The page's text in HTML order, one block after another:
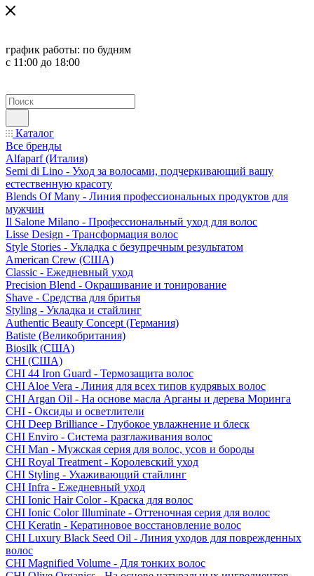
график работы: по будням
с 11:00 до 18:00
Каталог
Все бренды
Alfaparf (Италия)
Semi di Lino - Уход за волосами, подчеркивающий вашу
естественную красоту
Blends Of Many - Линия профессиональных продуктов для
мужчин
Il Salone Milano - Профессиональный уход для волос
Lisse Design - Трансформация волос
Style Stories - Укладка с безупречным результатом
American Crew (США)
Classic - Ежедневный уход
Precision Blend - Окрашивание и тонирование
Shave - Средства для бритья
Styling - Укладка и стайлинг
Authentic Beauty Concept (Германия)
Batiste (Великобритания)
Biosilk (США)
CHI (США)
CHI 44 Iron Guard - Термозащита волос
CHI Aloe Vera - Линия для всех типов кудрявых волос
CHI Argan Oil - На основе масла Арганы и дерева Моринга
CHI - Оксиды и осветлители
CHI Deep Brilliance - Глубокое увлажнение и блеск
CHI Enviro - Система разглаживания волос
CHI Man - Мужская серия для волос, усов и бороды
CHI Royal Treatment - Королевский уход
CHI Styling - Ухаживающий стайлинг
CHI Infra - Ежедневный уход
CHI Ionic Hair Color - Краска для волос
CHI Ionic Color Illuminate - Оттеночная серия для волос
CHI Keratin - Кератиновое восстановление волос
CHI Luxury Black Seed Oil - Линия уходов для поврежденных
волос
CHI Magnified Volume - Для тонких волос